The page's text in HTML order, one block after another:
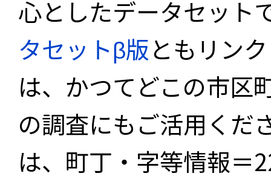
心としたデータセット
タセットβ版ともリン
は、かつてどこの市区
の調査にもご活用くだ
は、町丁・字等情報＝